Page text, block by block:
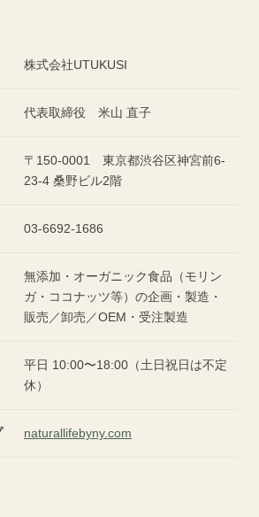
株式会社UTUKUSI
代表取締役 米山 直子
〒150-0001 東京都渋谷区神宮前6-
23-4 桑野ビル2階
03-6692-1686
無添加・オーガニック食品（モリン
ガ・ココナッツ等）の企画・製造・
販売／卸売／OEM・受注製造
平日 10:00〜18:00（土日祝日は不定
休）
naturallifebyny.com